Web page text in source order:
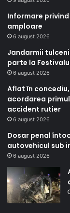
Informare
amploare
6 august 2026
Jandarmii
parte la
6 august 2026
Aflat în
acordarea
accident rutier
6 august 2026
Dosar penal
autovehicul sub
6 august 2026